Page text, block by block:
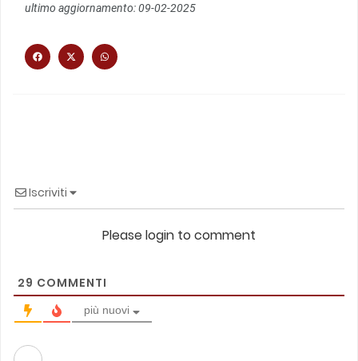
ultimo aggiornamento: 09-02-2025
Iscriviti
Please login to comment
29 COMMENTI
più nuovi